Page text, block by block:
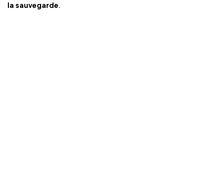
la sauvegarde.